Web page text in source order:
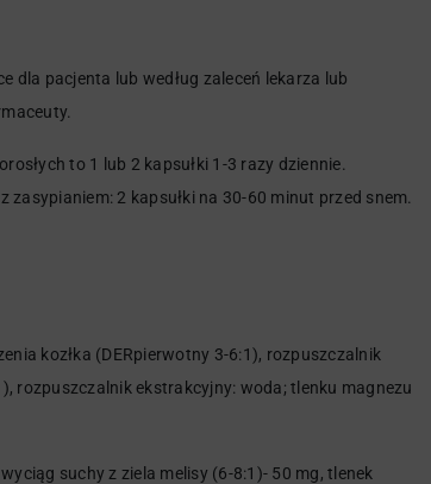
dla pacjenta lub według zaleceń lekarza lub
to 1 lub 2 kapsułki 1-3 razy dziennie.
2 kapsułki na 30-60 minut przed snem.
kozłka (DERpierwotny 3-6:1), rozpuszczalnik
rozpuszczalnik ekstrakcyjny: woda; tlenku magnezu
suchy z ziela melisy (6-8:1)- 50 mg, tlenek